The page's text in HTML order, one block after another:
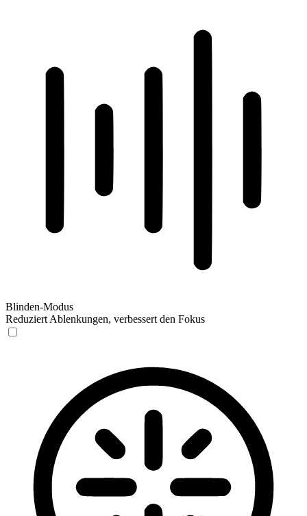
Blinden-Modus
Reduziert Ablenkungen, verbessert den Fokus